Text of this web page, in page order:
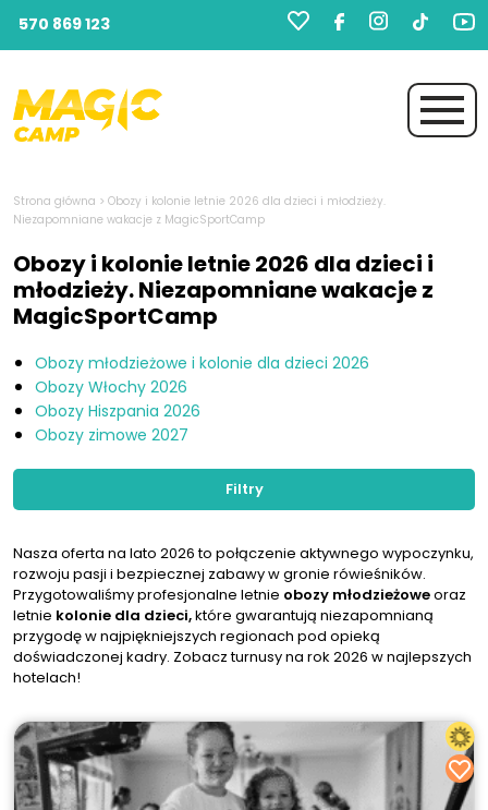
570 869 123
Strona główna > Obozy i kolonie letnie 2026 dla dzieci i młodzieży.
Niezapomniane wakacje z MagicSportCamp
Obozy i kolonie letnie 2026 dla dzieci i
młodzieży. Niezapomniane wakacje z
MagicSportCamp
Obozy młodzieżowe i kolonie dla dzieci 2026
Obozy Włochy 2026
Obozy Hiszpania 2026
Obozy zimowe 2027
Filtry
Nasza oferta na lato 2026 to połączenie aktywnego wypoczynku,
rozwoju pasji i bezpiecznej zabawy w gronie rówieśników.
Przygotowaliśmy profesjonalne letnie obozy młodzieżoweoraz
letnie kolonie dla dzieci,które gwarantują niezapomnianą
przygodę w najpiękniejszych regionach pod opieką
doświadczonej kadry. Zobacz turnusy na rok 2026 w najlepszych
hotelach!